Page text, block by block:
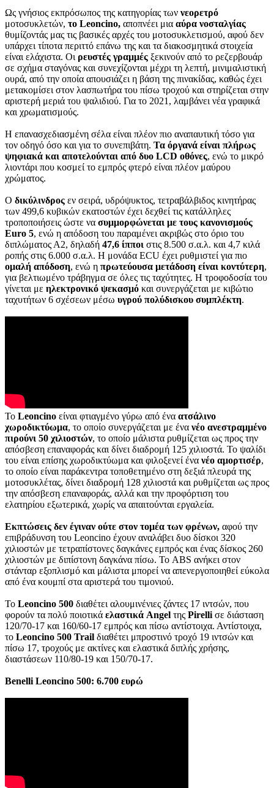
Ως γνήσιος εκπρόσωπος της κατηγορίας των νεορετρό
μοτοσυκλετών, το Leoncino, αποπνέει μια αύρα νοσταλγίας
θυμίζοντάς μας τις βασικές αρχές του μοτοσυκλετισμού, αφού δεν
υπάρχει τίποτα περιττό επάνω της και τα διακοσμητικά στοιχεία
είναι ελάχιστα. Οι ρευστές γραμμές ξεκινούν από το ρεζερβουάρ
σε σχήμα σταγόνας και συνεχίζονται μέχρι τη λεπτή, μινιμαλιστική
ουρά, από την οποία απουσιάζει η βάση της πινακίδας, καθώς έχει
μετακομίσει στον λασπωτήρα του πίσω τροχού και στηρίζεται στην
αριστερή μεριά του ψαλιδιού. Για το 2021, λαμβάνει νέα γραφικά
και χρωματισμούς.
Η επανασχεδιασμένη σέλα είναι πλέον πιο αναπαυτική τόσο για
τον οδηγό όσο και για το συνεπιβάτη. Τα όργανά είναι πλήρως
ψηφιακά και αποτελούνται από δυο LCD οθόνες, ενώ το μικρό
λιοντάρι που κοσμεί το εμπρός φτερό είναι πλέον μαύρου
χρώματος.
Ο δικύλινδρος εν σειρά, υδρόψυκτος, τετραβάλβιδος κινητήρας
των 499,6 κυβικών εκατοστών έχει δεχθεί τις κατάλληλες
τροποποιήσεις ώστε να συμμορφώνεται με τους κανονισμούς
Euro 5, ενώ η απόδοση του παραμένει ακριβώς στο όριο του
διπλώματος Α2, δηλαδή 47,6 ίπποι στις 8.500 σ.α.λ. και 4,7 κιλά
ροπής στις 6.000 σ.α.λ. Η μονάδα ECU έχει ρυθμιστεί για πιο
ομαλή απόδοση, ενώ η πρωτεύουσα μετάδοση είναι κοντύτερη,
για βελτιωμένο τράβηγμα σε όλες τις ταχύτητες. Η τροφοδοσία του
γίνεται με ηλεκτρονικό ψεκασμό και συνεργάζεται με κιβώτιο
ταχυτήτων 6 σχέσεων μέσω υγρού πολύδισκου συμπλέκτη.
Το Leoncino είναι φτιαγμένο γύρω από ένα ατσάλινο
χωροδικτύωμα, το οποίο συνεργάζεται με ένα νέο ανεστραμμένο
πιρούνι 50 χιλιοστών, το οποίο μάλιστα ρυθμίζεται ως προς την
απόσβεση επαναφοράς και δίνει διαδρομή 125 χιλιοστά. Το ψαλίδι
του είναι επίσης χωροδικτύωμα και φιλοξενεί ένα νέο αμορτισέρ,
το οποίο είναι παράκεντρα τοποθετημένο στη δεξιά πλευρά της
μοτοσυκλέτας, δίνει διαδρομή 128 χιλιοστά και ρυθμίζεται ως προς
την απόσβεση επαναφοράς, αλλά και την προφόρτιση του
ελατηρίου εξωτερικά, χωρίς να απαιτούνται εργαλεία.
Εκπτώσεις δεν έγιναν ούτε στον τομέα των φρένων, αφού την
επιβράδυνση του Leoncino έχουν αναλάβει δυο δίσκοι 320
χιλιοστών με τετραπίστονες δαγκάνες εμπρός και ένας δίσκος 260
χιλιοστών με διπίστονη δαγκάνα πίσω. Το ABS ανήκει στον
στάνταρ εξοπλισμό και μάλιστα μπορεί να απενεργοποιηθεί εύκολα
από ένα κουμπί στα αριστερά του τιμονιού.
Το Leoncino 500 διαθέτει αλουμινένιες ζάντες 17 ιντσών, που
φορούν τα πολύ ποιοτικά ελαστικά Angel της Pirelli σε διάσταση
120/70-17 και 160/60-17 εμπρός και πίσω αντίστοιχα. Αντίστοιχα,
το Leoncino 500 Trail διαθέτει μπροστινό τροχό 19 ιντσών και
πίσω 17, τροχούς με ακτίνες και ελαστικά διπλής χρήσης,
διαστάσεων 110/80-19 και 150/70-17.
Benelli Leoncino 500: 6.700 ευρώ